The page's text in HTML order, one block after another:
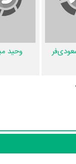
شده است. همچنین تاکنون
هنوز موردی ثبت
وحید